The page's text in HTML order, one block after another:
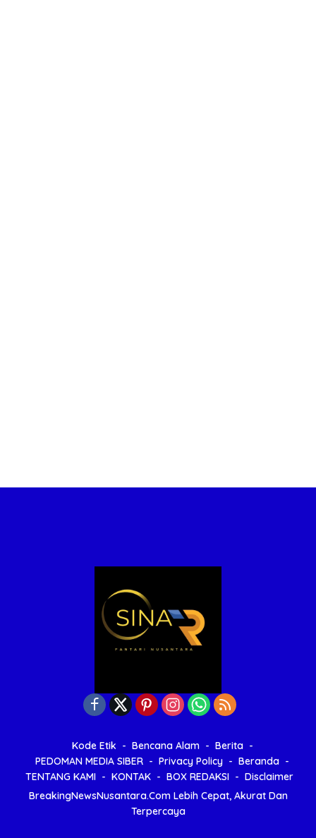
Kode Etik Bencana Alam
Berita
PEDOMAN MEDIA SIBER
Privacy Policy
Beranda
TENTANG KAMI
KONTAK BOX REDAKSI
Disclaimer
BreakingNewsNusantara.Com Lebih Cepat, Akurat Dan
Terpercaya